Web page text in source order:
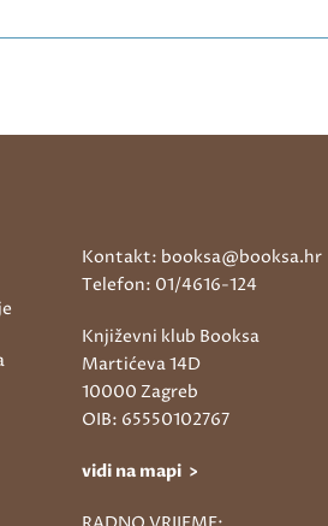
Kontakt: booksa@booksa.hr
Telefon: 01/4616-124
Književni klub Booksa
Martićeva 14D
10000 Zagreb
OIB: 65550102767
vidi na mapi >